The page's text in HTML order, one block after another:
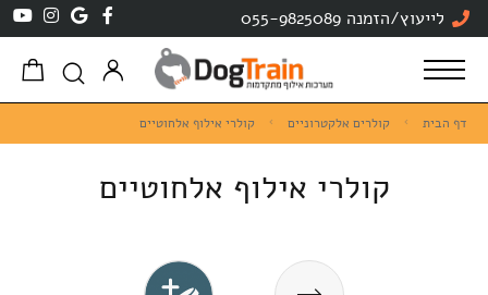
לייעוץ/הזמנה 055-9825089
דף הבית קולרים אלקטרוניים קולרי אילוף אלחוטיים
קולרי אילוף אלחוטיים